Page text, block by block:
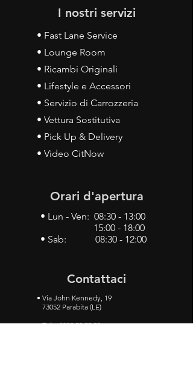
I nostri servizi
• Fast Lane Service
• Lounge Room
• Ricambi Originali
• Lifestyle e Accessori
• Servizio di Carrozzeria
• Vettura Sostitutiva
• Pick Up & Delivery
• Video CitNow
Orari d'apertura
• Lun - Ven: 08:30 - 13:00
15:00 - 18:00
• Sab: 08:30 - 12:00
Contattaci
• Via John Kennedy, 19
73052 Parabita (LE)
• Tel:0833 50 93 30